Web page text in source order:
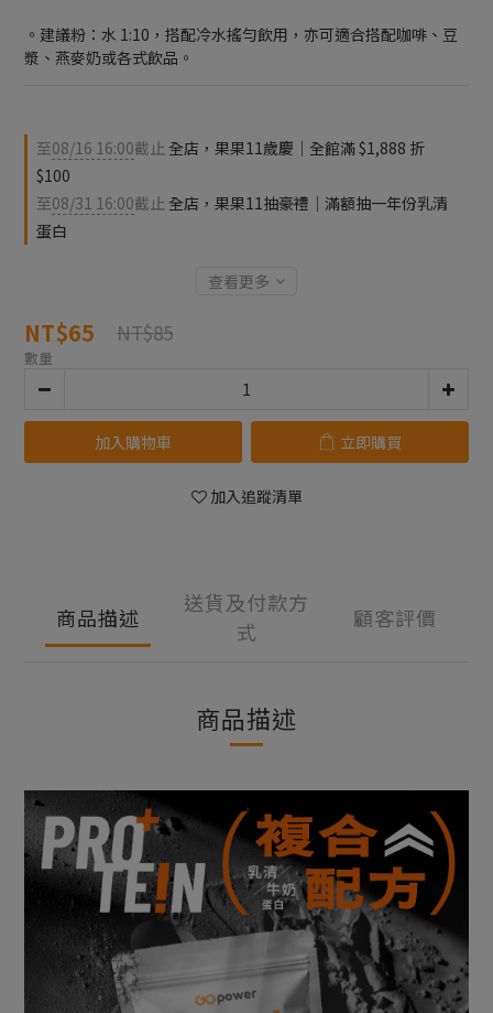
。建議粉：水 1:10，搭配冷水搖勻飲用，亦可適合搭配咖啡、豆
漿、燕麥奶或各式飲品。
至08/16 16:00截止 全店，果果11歲慶｜全館滿 $1,888 折
$100
至08/31 16:00截止 全店，果果11抽豪禮｜滿額抽一年份乳清
蛋白
查看更多
NT$65 NT$85
數量
加入購物車 立即購買
加入追蹤清單
商品描述
送貨及付款方
式
顧客評價
商品描述